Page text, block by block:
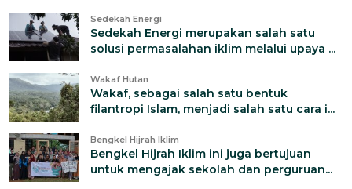
Sedekah Energi
Sedekah Energi merupakan salah satu
solusi permasalahan iklim melalui upaya ...
Wakaf Hutan
Wakaf, sebagai salah satu bentuk
filantropi Islam, menjadi salah satu cara i...
Bengkel Hijrah Iklim
Bengkel Hijrah Iklim ini juga bertujuan
untuk mengajak sekolah dan perguruan...